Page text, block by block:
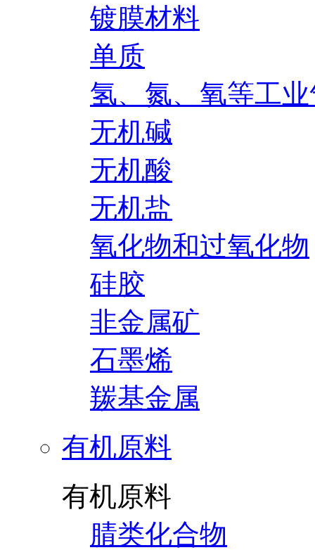
镀膜材料
单质
氢、氮、氧等工
无机碱
无机酸
无机盐
氧化物和过氧化物
硅胶
非金属矿
石墨烯
羰基金属
有机原料
有机原料
腈类化合物